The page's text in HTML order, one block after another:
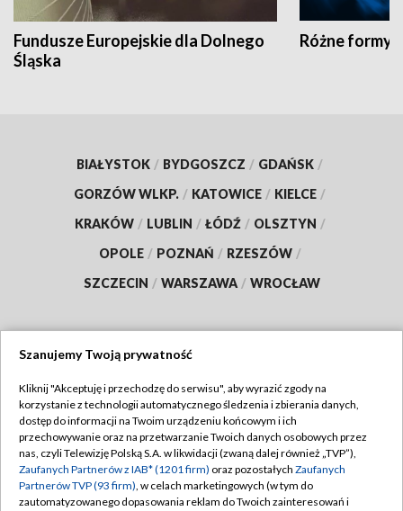
Fundusze Europejskie dla Dolnego
Śląska
Różne formy
BIAŁYSTOK / BYDGOSZCZ / GDAŃSK /
GORZÓW WLKP. / KATOWICE / KIELCE /
KRAKÓW / LUBLIN / ŁÓDŹ / OLSZTYN /
OPOLE / POZNAŃ / RZESZÓW /
SZCZECIN / WARSZAWA / WROCŁAW
TVP
Abonament TVP
Emisja w TVP
Centrum informacji TVP
Regulamin TVP
Polityka prywatności
Moje zgody
Szanujemy Twoją prywatność
Kliknij "Akceptuję i przechodzę do serwisu", aby wyrazić zgody na
korzystanie z technologii automatycznego śledzenia i zbierania danych,
dostęp do informacji na Twoim urządzeniu końcowym i ich
przechowywanie oraz na przetwarzanie Twoich danych osobowych przez
nas, czyli Telewizję Polską S.A. w likwidacji (zwaną dalej również „TVP”),
Zaufanych Partnerów z IAB* (1201 firm) oraz pozostałych Zaufanych
Partnerów TVP (93 firm), w celach marketingowych (w tym do
zautomatyzowanego dopasowania reklam do Twoich zainteresowań i